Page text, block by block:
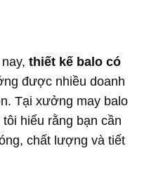
thiết kế balo có
được nhiều doanh
Tại xưởng may balo
hiểu rằng bạn cần
chất lượng và tiết